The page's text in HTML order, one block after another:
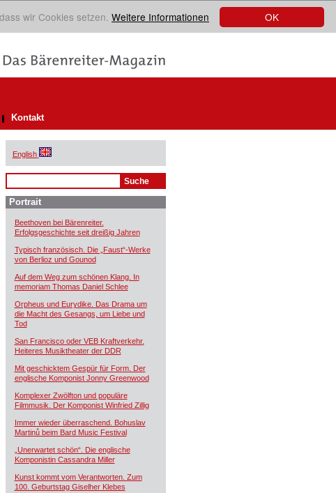
OK
wir Cookies setzen. Weitere Informationen
Kontakt
English
Portrait
Beethoven bei Bärenreiter.
Erfolgsgeschichte seit dreißig Jahren
Typisch französisch. Die „Faust“-Werke
von Berlioz und Gounod
Auf dem Weg zum schönen Klang. In
memoriam Thomas Daniel Schlee
Orpheus und Eurydike. Das Drama um
die Macht des Gesangs, um Liebe und
Tod
San Francisco oder VEB Kraftverkehr.
Heiteres Musiktheater der DDR
Mit geschicktem Gespür für Form. Der
englische Komponist Jonny Greenwood
Komplexer Zwölfton und populäre
Filmmusik. Der Komponist Winfried Zillig
Immer wieder überraschend. Bohuslav
Martinů beim Bard Music Festival
„Unerwartet schön“. Die englische
Komponistin Cassandra Miller
Kunst kommt vom Verantworten. Zum
100. Geburtstag Giselher Klebes